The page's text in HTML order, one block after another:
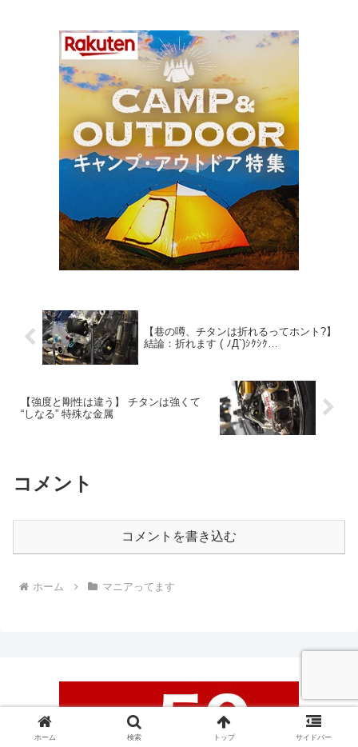
【巷の噂、チタンは折れるってホント?】
結論：折れます ( ﾉД`)ｼｸｼｸ…
【強度と剛性は違う】 チタンは強くて
“しなる” 特殊な金属
コメント
コメントを書き込む
ホーム マニアってます
ホーム 検索 トップ サイドバー